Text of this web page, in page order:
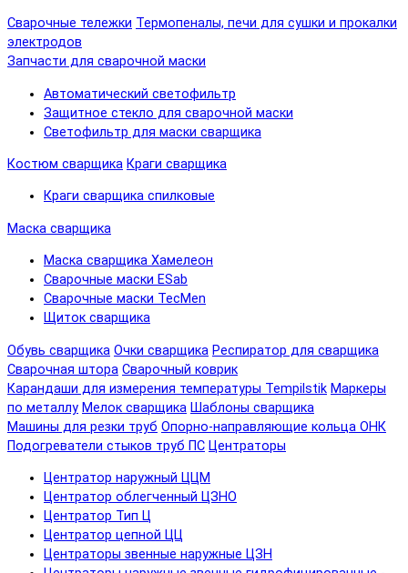
Сварочные тележки Термопеналы, печи для сушки и прокалки
электродов
Запчасти для сварочной маски
Автоматический светофильтр
Защитное стекло для сварочной маски
Светофильтр для маски сварщика
Костюм сварщика Краги сварщика
Краги сварщика спилковые
Маска сварщика
Маска сварщика Хамелеон
Сварочные маски ESab
Сварочные маски TecMen
Щиток сварщика
Обувь сварщика Очки сварщика Респиратор для сварщика
Сварочная штора Сварочный коврик
Карандаши для измерения температуры Tempilstik Маркеры
по металлу Мелок сварщика Шаблоны сварщика
Машины для резки труб Опорно-направляющие кольца ОНК
Подогреватели стыков труб ПС Центраторы
Центратор наружный ЦЦМ
Центратор облегченный ЦЗНО
Центратор Тип Ц
Центратор цепной ЦЦ
Центраторы звенные наружные ЦЗН